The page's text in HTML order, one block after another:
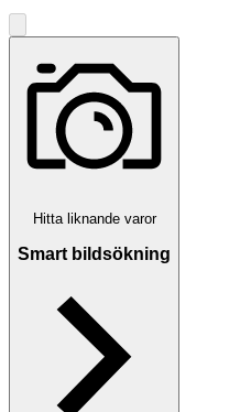
Hitta liknande varor
Smart bildsökning